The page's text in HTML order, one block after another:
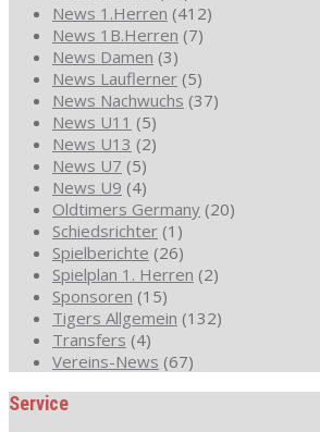
News 1.Herren (412)
News 1B.Herren (7)
News Damen (3)
News Lauflerner (5)
News Nachwuchs (37)
News U11 (5)
News U13 (2)
News U7 (5)
News U9 (4)
Oldtimers Germany (20)
Schiedsrichter (1)
Spielberichte (26)
Spielplan 1. Herren (2)
Sponsoren (15)
Tigers Allgemein (132)
Transfers (4)
Vereins-News (67)
Service